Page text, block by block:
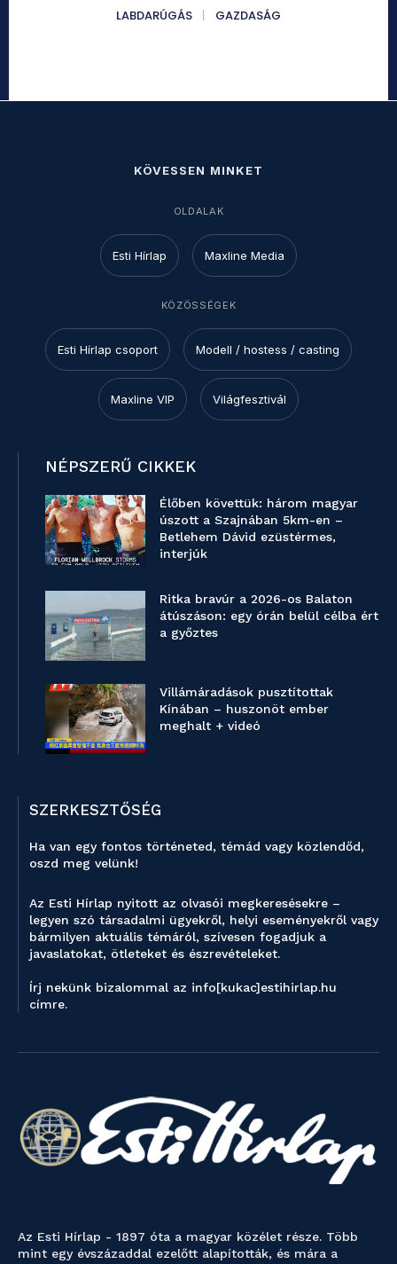
LABDARÚGÁS
GAZDASÁG
KÖVESSEN MINKET
OLDALAK
Esti Hírlap Maxline Media
KÖZÖSSÉGEK
Esti Hírlap csoport Modell / hostess / casting
Maxline VIP Világfesztivál
NÉPSZERŰ CIKKEK
Élőben követtük: három magyar
úszott a Szajnában 5km-en –
Betlehem Dávid ezüstérmes,
interjúk
Ritka bravúr a 2026-os Balaton
átúszáson: egy órán belül célba ért
a győztes
Villámáradások pusztítottak
Kínában – huszonöt ember
meghalt + videó
SZERKESZTŐSÉG
Ha van egy fontos történeted, témád vagy közlendőd,
oszd meg velünk!
Az Esti Hírlap nyitott az olvasói megkeresésekre –
legyen szó társadalmi ügyekről, helyi eseményekről vagy
bármilyen aktuális témáról, szívesen fogadjuk a
javaslatokat, ötleteket és észrevételeket.
Írj nekünk bizalommal az info[kukac]estihirlap.hu
címre.
Az Esti Hírlap - 1897 óta a magyar közélet része. Több
mint egy évszázaddal ezelőtt alapították, és mára a